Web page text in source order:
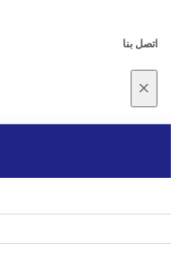
اتصل بنا
×